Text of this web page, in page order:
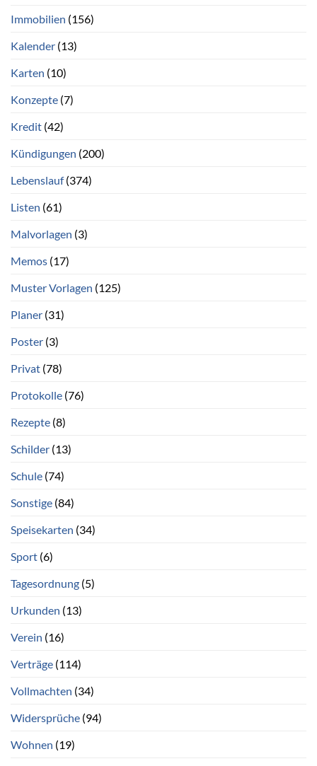
Immobilien (156)
Kalender (13)
Karten (10)
Konzepte (7)
Kredit (42)
Kündigungen (200)
Lebenslauf(374)
Listen (61)
Malvorlagen (3)
Memos (17)
Muster Vorlagen (125)
Planer (31)
Poster (3)
Privat (78)
Protokolle (76)
Rezepte (8)
Schilder (13)
Schule (74)
Sonstige (84)
Speisekarten (34)
Sport (6)
Tagesordnung (5)
Urkunden (13)
Verein (16)
Verträge (114)
Vollmachten (34)
Widersprüche (94)
Wohnen (19)